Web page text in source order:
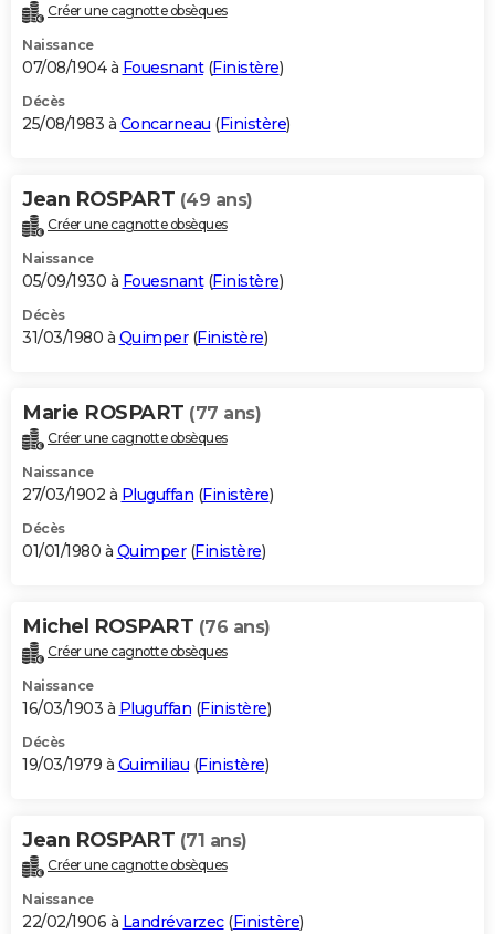
Créer une cagnotte obsèques
Naissance
07/08/1904 à Fouesnant(Finistère)
Décès
25/08/1983 à Concarneau (Finistère)
Jean ROSPART (49 ans)
Créer une cagnotte obsèques
Naissance
05/09/1930 à Fouesnant(Finistère)
Décès
31/03/1980 à Quimper(Finistère)
Marie ROSPART (77 ans)
Créer une cagnotte obsèques
Naissance
27/03/1902 à Pluguffan (Finistère)
Décès
01/01/1980 à Quimper(Finistère)
Michel ROSPART (76 ans)
Créer une cagnotte obsèques
Naissance
16/03/1903 à Pluguffan (Finistère)
Décès
19/03/1979 à Guimiliau (Finistère)
Jean ROSPART (71 ans)
Créer une cagnotte obsèques
Naissance
22/02/1906 à Landrévarzec(Finistère)